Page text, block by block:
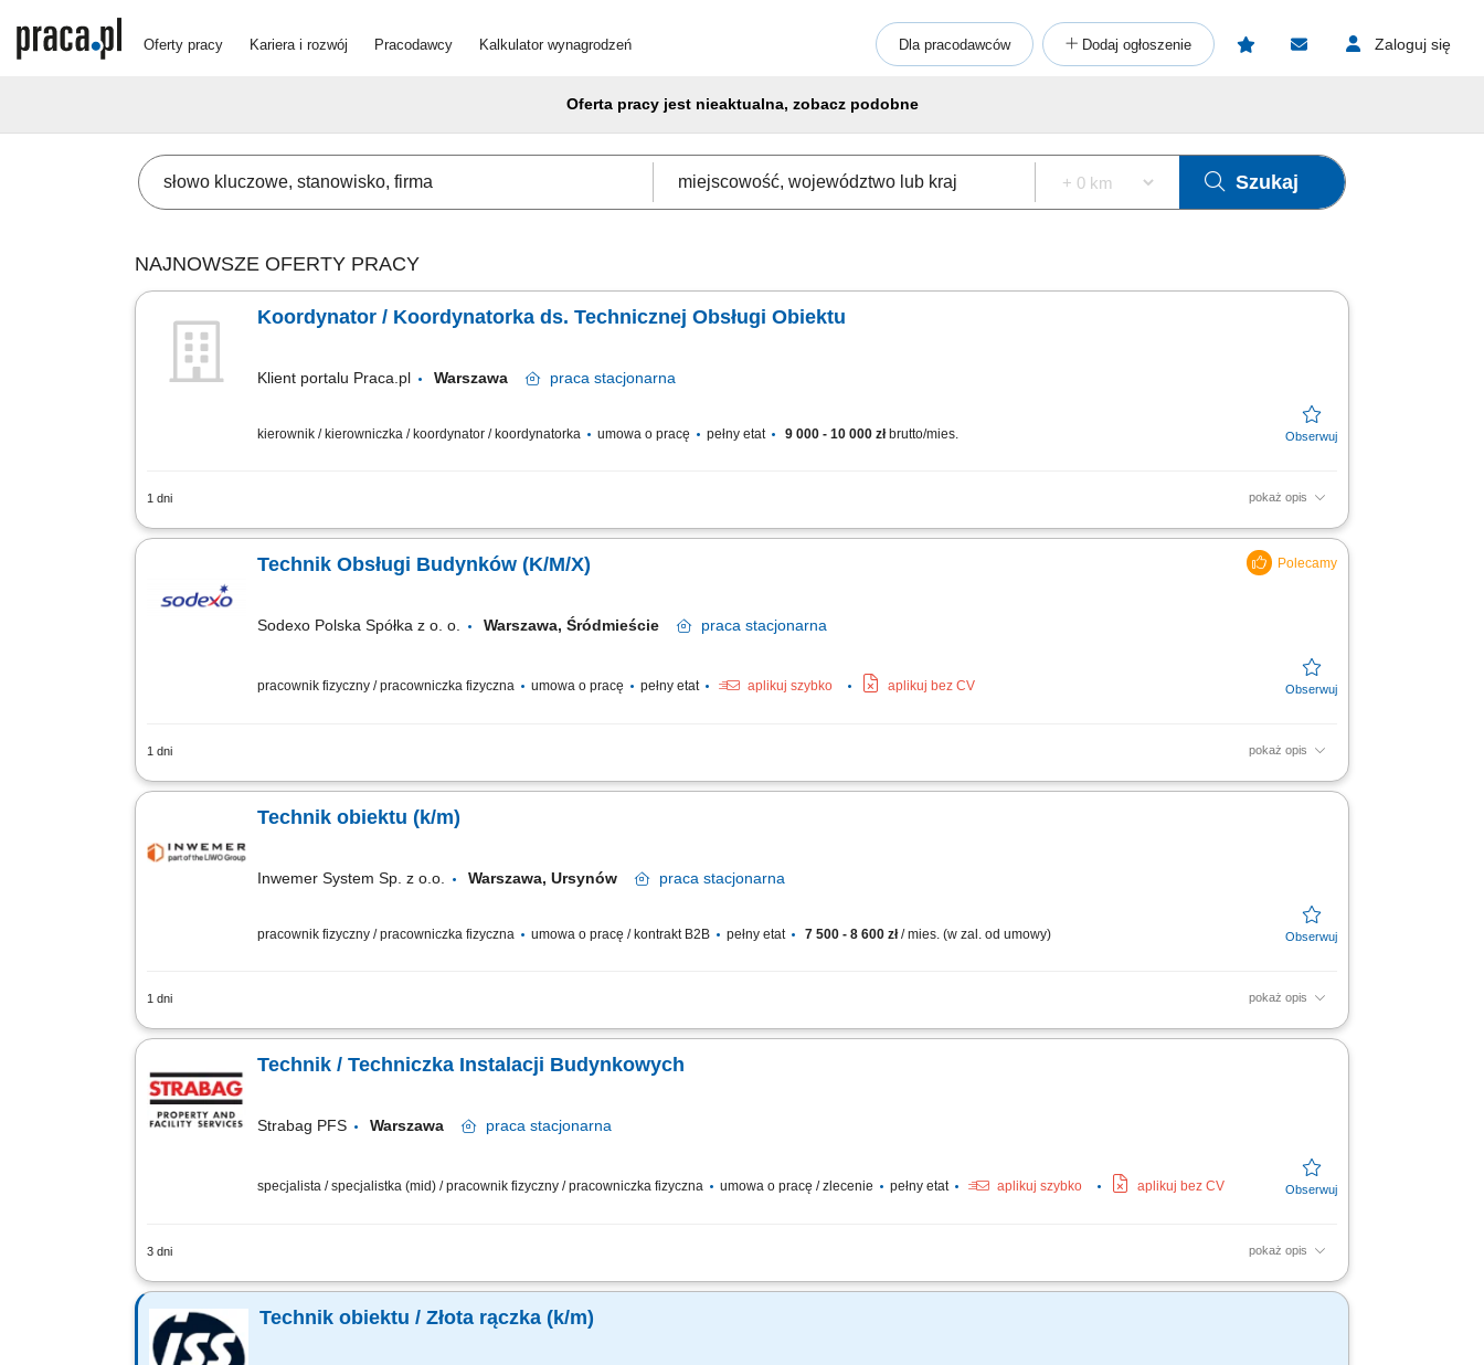
Oferty pracy Kariera i rozwój Pracodawcy Kalkulator wynagrodzeń Dla pracodawców Dodaj ogłoszenie Zaloguj się
Oferta pracy jest nieaktualna, zobacz podobne
Szukaj
NAJNOWSZE OFERTY PRACY
Koordynator / Koordynatorka ds. Technicznej Obsługi Obiektu
Klient portalu Praca.pl Warszawa praca stacjonarna
kierownik / kierowniczka / koordynator / koordynatorka umowa o pracę pełny etat 9 000 - 10 000 złbrutto/mies.
1 dni pokaż opis
Zapewnienie sprawnej obsługi technicznej obiektu oraz prawidłowej eksploatacji infrastruktury. Koordynowanie pracy zespołu technicznego i nadzorowanie realizacji
Technik Obsługi Budynków (K/M/X)
Sodexo Polska Spółka z o. o. Warszawa, Śródmieście praca stacjonarna
pracownik fizyczny / pracowniczka fizyczna umowa o pracę pełny etat aplikuj szybko aplikuj bez CV
1 dni pokaż opis
Zakres obowiązków: Wykonywanie prac konserwacyjno-remontowych na terenie obiektu; Planowanie przeglądów, obsługa systemu zgłoszeń awarii / usterek;
Technik obiektu (k/m)
Inwemer System Sp. z o.o. Warszawa, Ursynów praca stacjonarna
pracownik fizyczny / pracowniczka fizyczna umowa o pracę / kontrakt B2B pełny etat 7 500 - 8 600 zł/ mies. (w zal. od umowy)
1 dni pokaż opis
Obiekt: logistyczny Godziny pracy: od 8.00 do 16.00 lub od 9.00 do 17.00, 5 dni w tygodniu (dyżury telefoniczne) Główne zadania: Nadzór nad instalacjami:
Technik / Techniczka Instalacji Budynkowych
Strabag PFS Warszawa praca stacjonarna
specjalista / specjalistka (mid) / pracownik fizyczny / pracowniczka fizyczna umowa o pracę / zlecenie pełny etat aplikuj szybko aplikuj bez CV
3 dni pokaż opis
Opis stanowiska Utrzymanie sprawności instalacji budynkowych: elektrycznych, wentylacyjnych, klimatyzacyjnych i wodnych. Regularne przeglądy oraz konserwacja
Technik obiektu / Złota rączka (k/m)